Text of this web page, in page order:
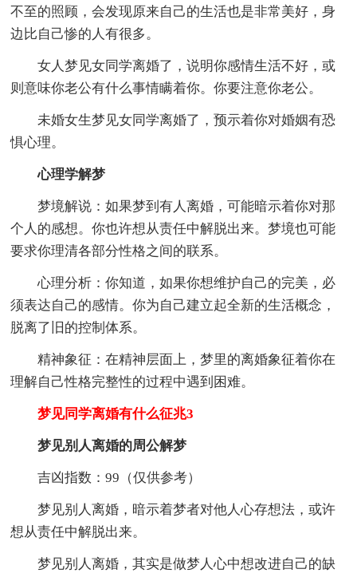
不至的照顾，会发现原来自己的生活也是非常美好，身
边比自己惨的人有很多。
女人梦见女同学离婚了，说明你感情生活不好，或
则意味你老公有什么事情瞒着你。你要注意你老公。
未婚女生梦见女同学离婚了，预示着你对婚姻有恐
惧心理。
心理学解梦
梦境解说：如果梦到有人离婚，可能暗示着你对那
个人的感想。你也许想从责任中解脱出来。梦境也可能
要求你理清各部分性格之间的联系。
心理分析：你知道，如果你想维护自己的完美，必
须表达自己的感情。你为自己建立起全新的生活概念，
脱离了旧的控制体系。
精神象征：在精神层面上，梦里的离婚象征着你在
理解自己性格完整性的过程中遇到困难。
梦见同学离婚有什么征兆3
梦见别人离婚的周公解梦
吉凶指数：99（仅供参考）
梦见别人离婚，暗示着梦者对他人心存想法，或许
想从责任中解脱出来。
梦见别人离婚，其实是做梦人心中想改进自己的缺